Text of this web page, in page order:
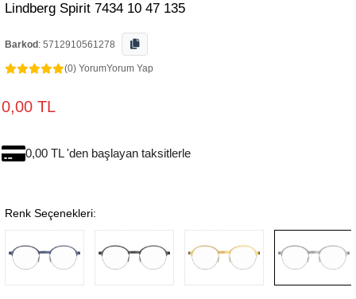
Lindberg Spirit 7434 10 47 135
Barkod : 5712910561278
(0) YorumYorum Yap
0,00 TL
0,00 TL 'den başlayan taksitlerle
Renk Seçenekleri: